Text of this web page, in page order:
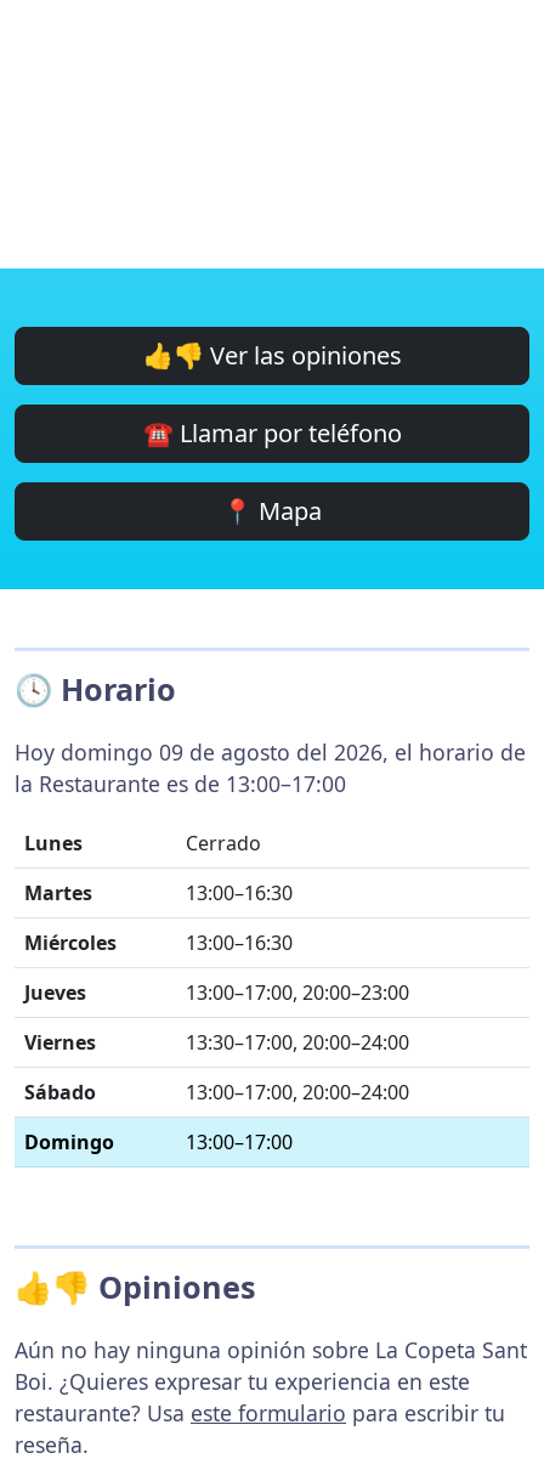
👍👎 Ver las opiniones
☎️ Llamar por teléfono
📍 Mapa
🕓 Horario
Hoy domingo 09 de agosto del 2026, el horario de
la Restaurante es de 13:00–17:00
Lunes
Cerrado
Martes
13:00–16:30
Miércoles
13:00–16:30
Jueves
13:00–17:00, 20:00–23:00
Viernes
13:30–17:00, 20:00–24:00
Sábado
13:00–17:00, 20:00–24:00
Domingo
13:00–17:00
👍👎 Opiniones
Aún no hay ninguna opinión sobre La Copeta Sant
Boi. ¿Quieres expresar tu experiencia en este
restaurante? Usa este formulario para escribir tu
reseña.